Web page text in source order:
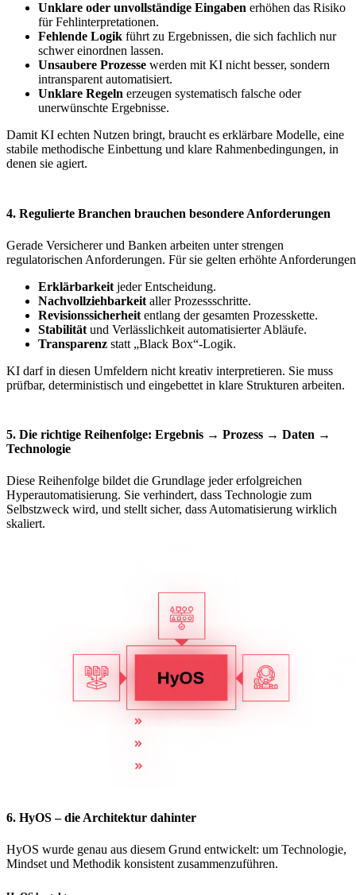
Unklare oder unvollständige Eingaben erhöhen das Risiko
für Fehlinterpretationen.
Fehlende Logik führt zu Ergebnissen, die sich fachlich nur
schwer einordnen lassen.
Unsaubere Prozesse werden mit KI nicht besser, sondern
intransparent automatisiert.
Unklare Regeln erzeugen systematisch falsche oder
unerwünschte Ergebnisse.
Damit KI echten Nutzen bringt, braucht es erklärbare Modelle, eine
stabile methodische Einbettung und klare Rahmenbedingungen, in
denen sie agiert.
4. Regulierte Branchen brauchen besondere Anforderungen
Gerade Versicherer und Banken arbeiten unter strengen
regulatorischen Anforderungen. Für sie gelten erhöhte
Erklärbarkeit jeder Entscheidung.
Nachvollziehbarkeit aller Prozessschritte.
Revisionssicherheit entlang der gesamten Prozesskette.
Stabilität und Verlässlichkeit automatisierter Abläufe.
Transparenz statt „Black Box“-Logik.
KI darf in diesen Umfeldern nicht kreativ interpretieren. Sie muss
prüfbar, deterministisch und eingebettet in klare Strukturen arbeiten.
5. Die richtige Reihenfolge: Ergebnis → Prozess → Daten →
Technologie
Diese Reihenfolge bildet die Grundlage jeder erfolgreichen
Hyperautomatisierung. Sie verhindert, dass Technologie zum
Selbstzweck wird, und stellt sicher, dass Automatisierung wirklich
skaliert.
6. HyOS – die Architektur dahinter
HyOS wurde genau aus diesem Grund entwickelt: um Technologie,
Mindset und Methodik konsistent zusammenzuführen.